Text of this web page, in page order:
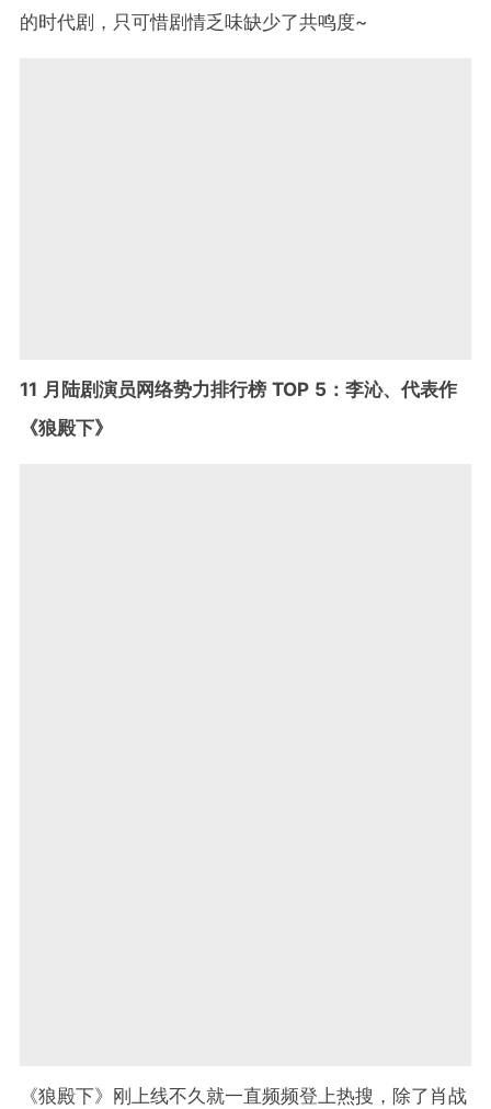
的时代剧，只可惜剧情乏味缺少了共鸣度~
11 月陆剧演员网络势力排行榜 TOP 5：李沁、代表作
《狼殿下》
《狼殿下》刚上线不久就一直频频登上热搜，除了肖战